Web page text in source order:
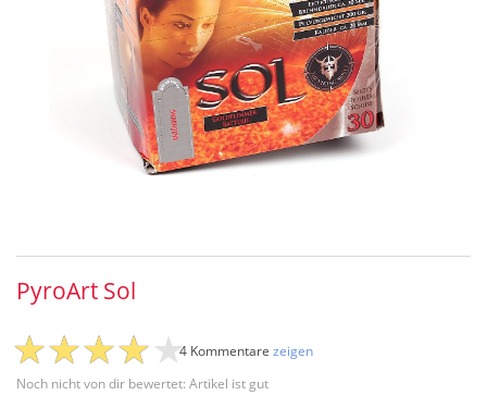
PyroArt Sol
Noch nicht von dir bewertet: Artikel ist gut
4 Kommentare zeigen